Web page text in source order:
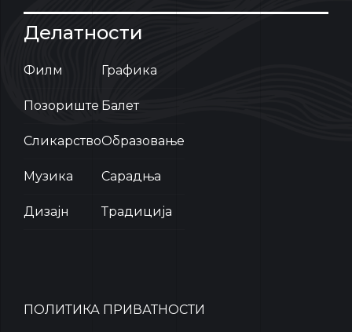
Делатности
Филм
Позориште
Сликарство
Музика
Дизајн
Графика
Балет
Образовање
Сарадња
Традиција
ПОЛИТИКА ПРИВАТНОСТИ